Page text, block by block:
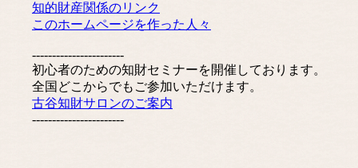
知的財産関係のリンク
このホームページを作った人々
-----------------------
初心者のための知財セミナーを開催しております。
全国どこからでもご参加いただけます。
古谷知財サロンのご案内
-----------------------